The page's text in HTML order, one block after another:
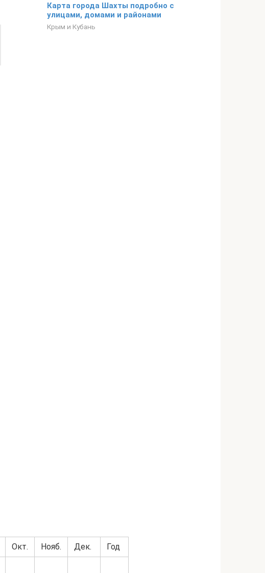
Окт. Нояб. Дек. Год
Карта города Шахты подробно с
улицами, домами и районами
Крым и Кубань